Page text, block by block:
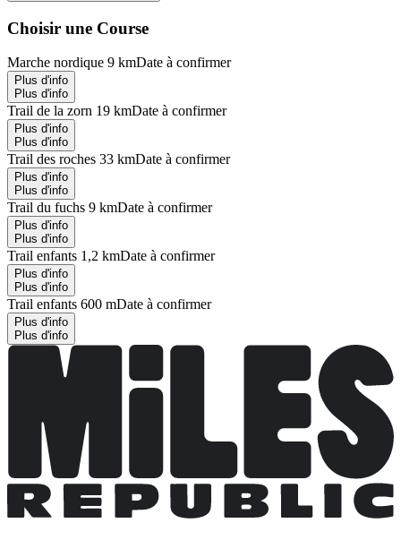
Choisir une Course
Marche nordique 9 kmDate à confirmer
Plus d'info
Plus d'info
Trail de la zorn 19 kmDate à confirmer
Plus d'info
Plus d'info
Trail des roches 33 kmDate à confirmer
Plus d'info
Plus d'info
Trail du fuchs 9 kmDate à confirmer
Plus d'info
Plus d'info
Trail enfants 1,2 kmDate à confirmer
Plus d'info
Plus d'info
Trail enfants 600 mDate à confirmer
Plus d'info
Plus d'info